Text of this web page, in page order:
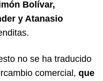
Bolívar,
y Atanasio
no se ha traducido
comercial, que